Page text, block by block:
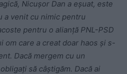
Nicușor Dan a eșuat, este
a venit cu nimic pentru
pentru o alianță PNL-PSD
om care a creat doar haos și s-
Dacă mergem cu un
să câștigăm. Dacă ai